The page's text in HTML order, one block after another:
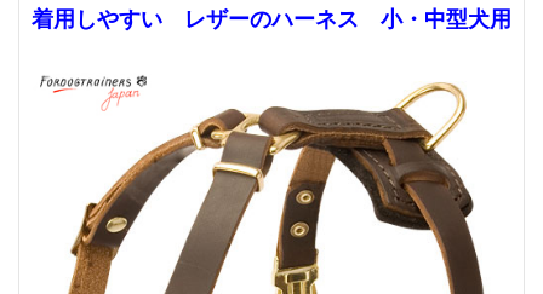
着用しやすい レザーのハーネス 小・中型犬用